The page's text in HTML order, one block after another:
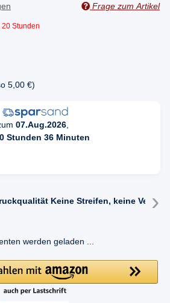
Frage zum Artikel
Stunden
5,00 €)
07.Aug.2026
Stunden 36 Minuten
Keine Streifen, keine ›
werden geladen ...